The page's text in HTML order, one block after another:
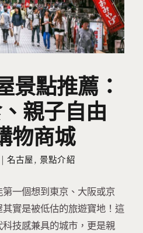
景點推薦：
親子自由
物商城
| 名古屋, 景點介紹
一個想到東京、大阪或京
實是被低估的旅遊寶地！這
技感兼具的城市，更是親